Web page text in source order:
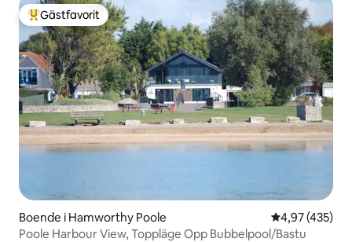
Populär gästfavorit
Gästfavorit
Boende i Hamworthy Poole 4,97 av 5 i
4,97 (435)
Poole Harbour View, Toppläge Opp Bubbelpool/Bastu